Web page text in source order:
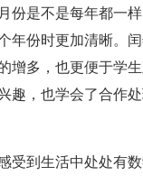
份是不是每年都一
年份时更加清晰。
增多，也更便于学
趣，也学会了合作
受到生活中处处有